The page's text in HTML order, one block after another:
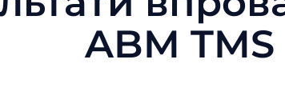
ABM TMS